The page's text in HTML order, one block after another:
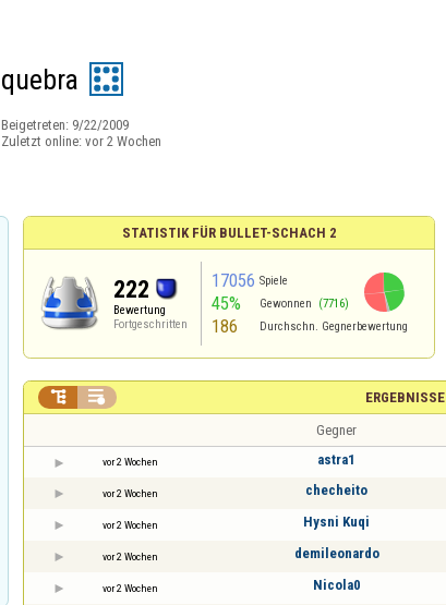
quebra
Beigetreten: 9/22/2009
Zuletzt online: vor 2 Wochen
STATISTIK FÜR BULLET-SCHACH 2
222
Bewertung
Fortgeschritten
17056 Spiele
45% Gewonnen (7716)
186 Durchschn. Gegnerbewertung
ERGEBNISSE
 
Gegner
vor 2 Wochen astra1
vor 2 Wochen checheito
vor 2 Wochen Hysni Kuqi
vor 2 Wochen demileonardo
vor 2 Wochen Nicola0